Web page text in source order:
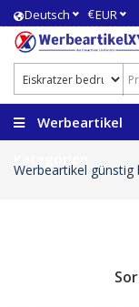
Deutsch €EUR
Werbeartikel
Werbeartikel günstig